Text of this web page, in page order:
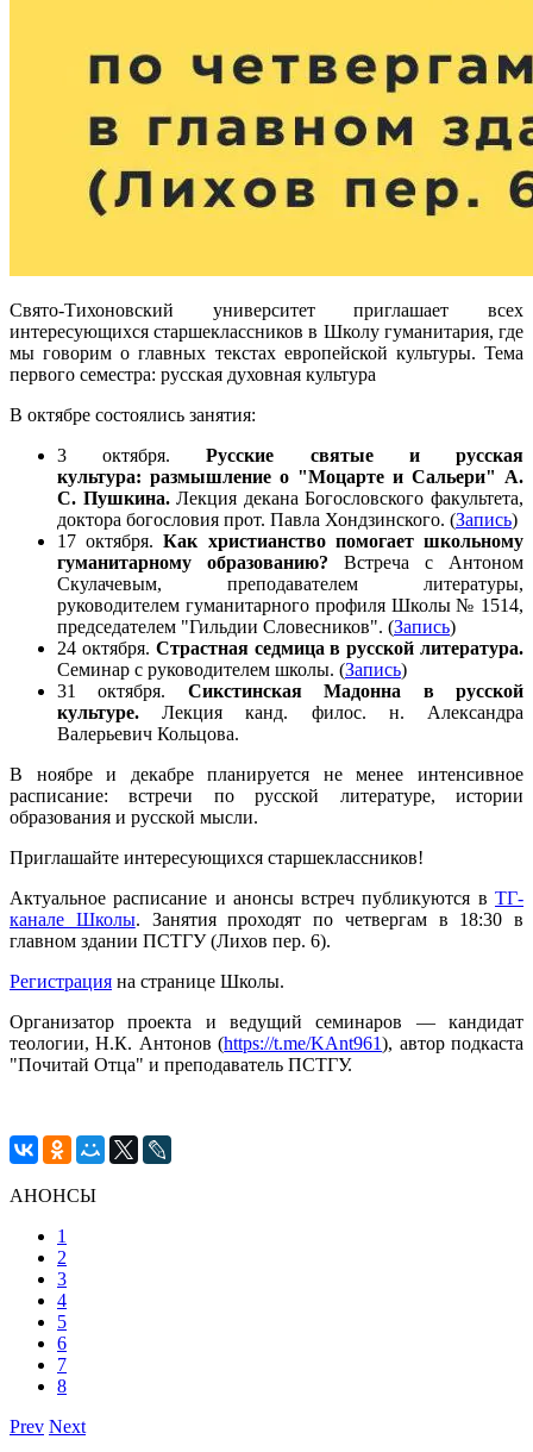
Свято-Тихоновский университет приглашает всех
интересующихся старшеклассников в Школу гуманитария, где
мы говорим о главных текстах европейской культуры. Тема
первого семестра: русская духовная культура
В октябре состоялись занятия:
3 октября.Русские святые и русская
культура: размышление о "Моцарте и Сальери" А.
С. Пушкина.Лекция декана Богословского факультета,
доктора богословия прот. Павла Хондзинского. (Запись)
17 октября.Как христианство помогает школьному
гуманитарному образованию? Встреча с Антоном
Скулачевым, преподавателем литературы,
руководителем гуманитарного профиля Школы № 1514,
председателем "Гильдии Словесников". (Запись)
24 октября. Страстная седмица в русской литература.
Семинар с руководителем школы. (Запись)
31 октября. Сикстинская Мадонна в русской
культуре. Лекция канд. филос. н. Александра
Валерьевич Кольцова.
В ноябре и декабре планируется не менее интенсивное
расписание: встречи по русской литературе, истории
образования и русской мысли.
Приглашайте интересующихся старшеклассников!
Актуальное расписание и анонсы встреч публикуются в ТГ-
канале Школы. Занятия проходят по четвергам в 18:30 в
главном здании ПСТГУ (Лихов пер. 6).
Регистрация на странице Школы.
Организатор проекта и ведущий семинаров — кандидат
теологии, Н.К. Антонов (https://t.me/KAnt961), автор подкаста
"Почитай Отца" и преподаватель ПСТГУ.
АНОНСЫ
1
2
3
4
5
6
7
8
Prev Next